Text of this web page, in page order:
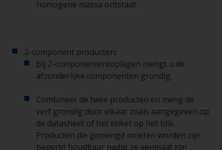
om vervuiling te voorkomen.
die voor het aanbrengen van grondverf en het
aflakken.
door de kwast onder een hoek van 45° ten
opzichte van het oppervlak te houden.
Voor het schoonmaken van kwasten doet u wat
verdunner in een geschikte bak of pot, zodat u
deze kunt reinigen als de haren aan elkaar
homogene massa ontstaat.
2-component producten:
Bij 2-componententoplagen mengt u de
afzonderlijke componenten grondig.
Combineer de twee producten en meng de
verf grondig door elkaar zoals aangegeven op
de datasheet of het etiket op het blik.
Producten die gemengd moeten worden zijn
beperkt houdbaar nadat ze eenmaal zijn